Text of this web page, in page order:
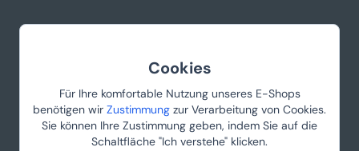
Cookies
Für Ihre komfortable Nutzung unseres E-Shops
benötigen wir Zustimmung zur Verarbeitung von Cookies.
Sie können Ihre Zustimmung geben, indem Sie auf die
Schaltfläche "Ich verstehe" klicken.
Mo-Fr 8:30-17 Uhr